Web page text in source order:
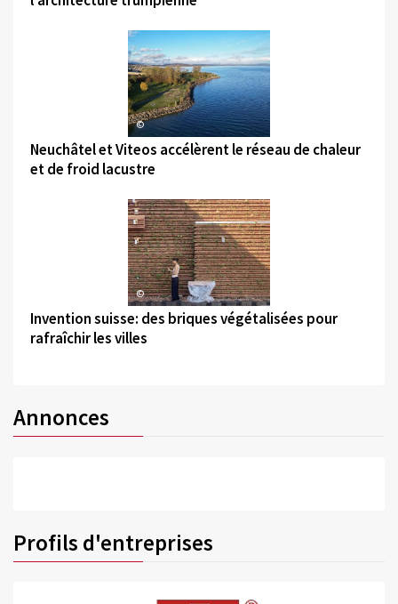
©
Neuchâtel et Viteos accélèrent le réseau de chaleur
et de froid lacustre
©
Invention suisse: des briques végétalisées pour
rafraîchir les villes
Annonces
Profils d'entreprises